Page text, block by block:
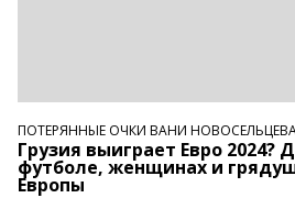
ПОТЕРЯННЫЕ ОЧКИ ВАНИ
Грузия выиграет Евро 2024?
футболе, женщинах и
Европы